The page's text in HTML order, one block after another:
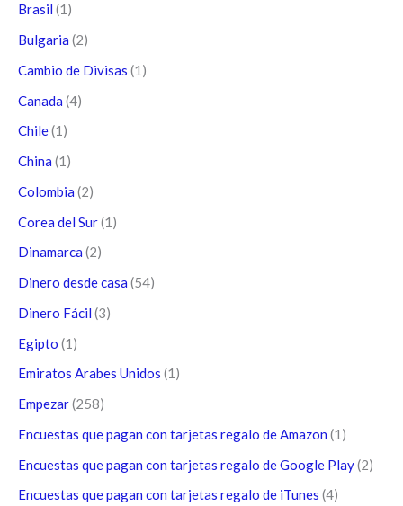
Brasil (1)
Bulgaria (2)
Cambio de Divisas (1)
Canada (4)
Chile(1)
China (1)
Colombia (2)
Corea del Sur(1)
Dinamarca (2)
Dinero desde casa (54)
Dinero Fácil (3)
Egipto (1)
Emiratos Arabes Unidos (1)
Empezar(258)
Encuestas que pagan con tarjetas regalo de Amazon (1)
Encuestas que pagan con tarjetas regalo de Google Play(2)
Encuestas que pagan con tarjetas regalo de iTunes (4)